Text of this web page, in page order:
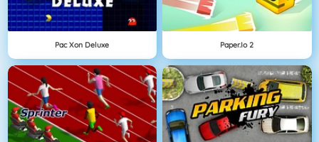
Pac Xon Deluxe Paper.io 2